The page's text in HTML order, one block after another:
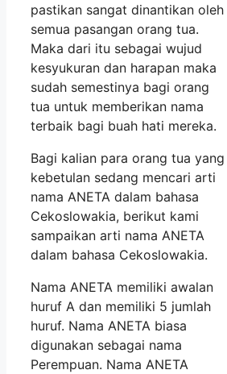
pastikan sangat dinantikan oleh
semua pasangan orang tua.
Maka dari itu sebagai wujud
kesyukuran dan harapan maka
sudah semestinya bagi orang
tua untuk memberikan nama
terbaik bagi buah hati mereka.
Bagi kalian para orang tua yang
kebetulan sedang mencari arti
nama ANETA dalam bahasa
Cekoslowakia, berikut kami
sampaikan arti nama ANETA
dalam bahasa Cekoslowakia.
Nama ANETA memiliki awalan
huruf A dan memiliki 5 jumlah
huruf. Nama ANETA biasa
digunakan sebagai nama
Perempuan. Nama ANETA